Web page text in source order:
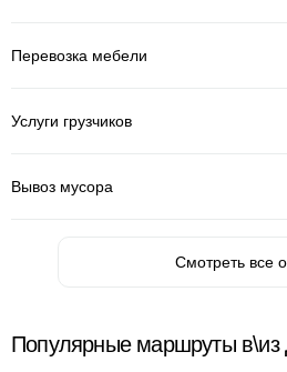
Перевозка мебели
Услуги грузчиков
Вывоз мусора
Смотреть все
Популярные маршруты